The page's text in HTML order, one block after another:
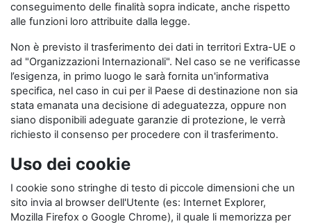
conseguimento delle finalità sopra indicate, anche rispetto
alle funzioni loro attribuite dalla legge.
Non è previsto il trasferimento dei dati in territori Extra-UE o
ad "Organizzazioni Internazionali". Nel caso se ne verificasse
l’esigenza, in primo luogo le sarà fornita un'informativa
specifica, nel caso in cui per il Paese di destinazione non sia
stata emanata una decisione di adeguatezza, oppure non
siano disponibili adeguate garanzie di protezione, le verrà
richiesto il consenso per procedere con il trasferimento.
Uso dei cookie
I cookie sono stringhe di testo di piccole dimensioni che un
sito invia al browser dell'Utente (es: Internet Explorer,
Mozilla Firefox o Google Chrome), il quale li memorizza per